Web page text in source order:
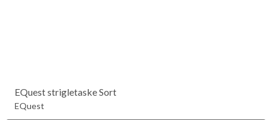
EQuest strigletaske Sort
EQuest